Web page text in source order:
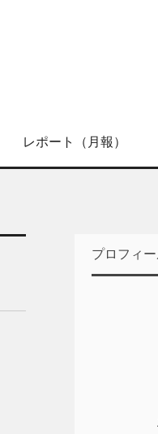
レポート（月報）
プロフィ